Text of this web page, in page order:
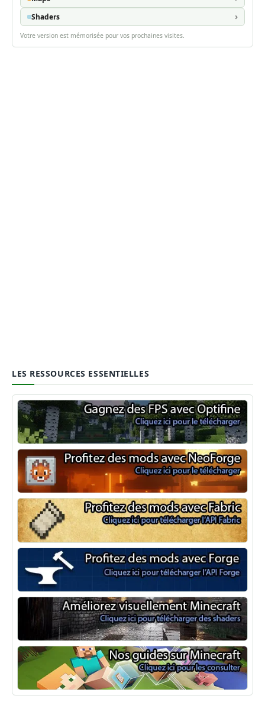
Shaders
Votre version est mémorisée pour vos prochaines visites.
LES RESSOURCES ESSENTIELLES
Optifine
NeoForge
Minecraft Fabric
Minecraft Forge
Shaders Minecraft
Guide Minecraft